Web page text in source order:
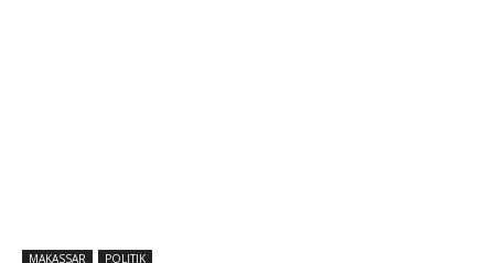
MAKASSAR POLITIK